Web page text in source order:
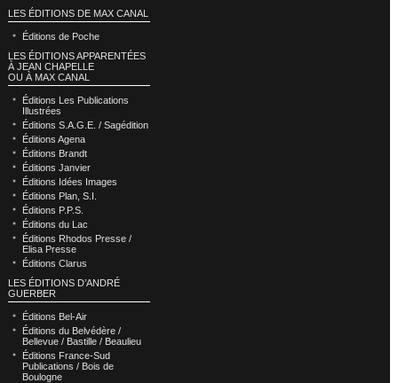
LES ÉDITIONS DE MAX CANAL
Éditions de Poche
LES ÉDITIONS APPARENTÉES
À JEAN CHAPELLE
OU À MAX CANAL
Éditions Les Publications
Illustrées
Éditions S.A.G.E. / Sagédition
Éditions Agena
Éditions Brandt
Éditions Janvier
Éditions Idées Images
Éditions Plan, S.I.
Éditions P.P.S.
Éditions du Lac
Éditions Rhodos Presse /
Elisa Presse
Éditions Clarus
LES ÉDITIONS D’ANDRÉ
GUERBER
Éditions Bel-Air
Éditions du Belvédère /
Bellevue / Bastille / Beaulieu
Éditions France-Sud
Publications / Bois de
Boulogne